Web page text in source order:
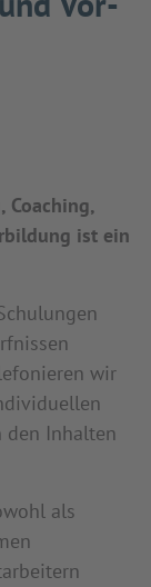
Coaching,
ist ein
wir
den Inhalten
als